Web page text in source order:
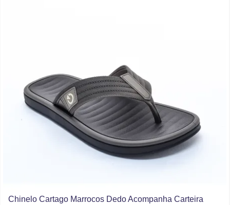
Chinelo Cartago Marrocos Dedo Acompanha Carteira